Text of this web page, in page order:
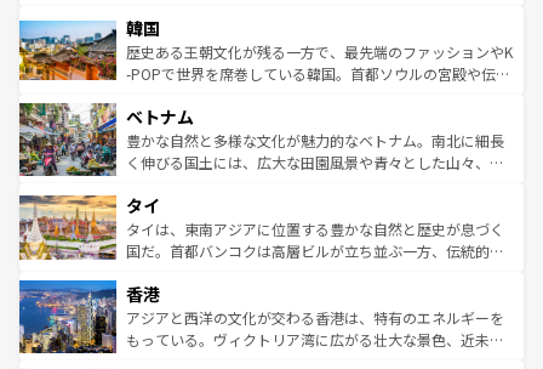
ワイを、存分に味わってほしい。 なお、新着のハワイ情報
はコンテンツ一覧を参照してほしい。
いる。アクティビティも充実しており、サーフィンやダイ
ビング、ハイキングなど、アウトドア好きにはたまらな
い。オーストラリアの多彩な魅力を存分に味わいつくそ
参照してほしい。
ン）、静ひつな山岳地帯である台湾東部など、都市の喧騒
と山間の静けさが共存しており、訪れる人に新しい発見と
驚きをもたらしてくれる。また、奥深い台湾の食文化も魅
容にもいいと評判のスイーツなど、バラエティ豊かな料理
が味わえる。 なお、新着の台湾情報は コンテンツ一覧を参
照してほしい。
韓国
歴史ある王朝文化が残る一方で、最先端のファッションやK
-POPで世界を席巻している韓国。首都ソウルの宮殿や伝統
き、地方に足を延ばせば四季折々の自然美を楽しむことが
できる。そして、キムチや焼肉、絶品のストリートフード
まで、さまざまな韓国料理が待っている。夜には、韓国な
リティに包まれながら、韓国の多彩な魅力を心ゆくまで味
わってみてほしい。 なお、新着の韓国情報はコンテンツ一
覧を参照してほしい。
ベトナム
豊かな自然と多様な文化が魅力的なベトナム。南北に細長
く伸びる国土には、広大な田園風景や青々とした山々、世
急速な発展と共に伝統が息づく。ハノイの古い町並みやホ
ーチミン市のフランス統治時代の建物も、独特の雰囲気を
醸し出している。また、バラエティの豊かさとおいしさで
とつ。フォーやバインミー、ベトナムコーヒーなどは、ぜ
ひ現地で味わいたい。どの地域を訪れてもあたたかい人々
が旅行者を迎えてくれるので、きっと忘れられない旅にな
タイ
タイは、東南アジアに位置する豊かな自然と歴史が息づく
国だ。首都バンコクは高層ビルが立ち並ぶ一方、伝統的な
の活気が交差している。北部ではチェンマイなどの山岳地
帯で自然と触れ合い、南部ではプーケットやクラビの美し
いビーチでリゾート気分を楽しむことができる。タイ料理
香港
アジアと西洋の文化が交わる香港は、特有のエネルギーを
もっている。ヴィクトリア湾に広がる壮大な景色、近未来